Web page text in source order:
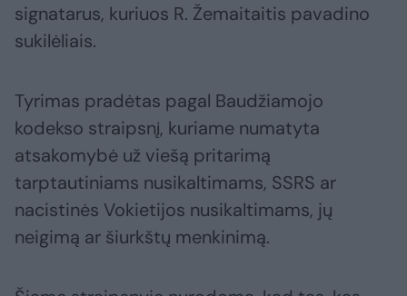
signatarus, kuriuos R. Žemaitaitis pavadino
sukilėliais.
Tyrimas pradėtas pagal Baudžiamojo
kodekso straipsnį, kuriame numatyta
atsakomybė už viešą pritarimą
tarptautiniams nusikaltimams, SSRS ar
nacistinės Vokietijos nusikaltimams, jų
neigimą ar šiurkštų menkinimą.